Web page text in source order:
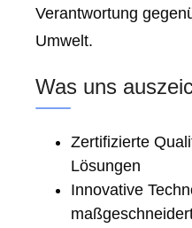
Verantwortung
Umwelt.
Was uns
Zertifizierte
Lösungen
Innovative